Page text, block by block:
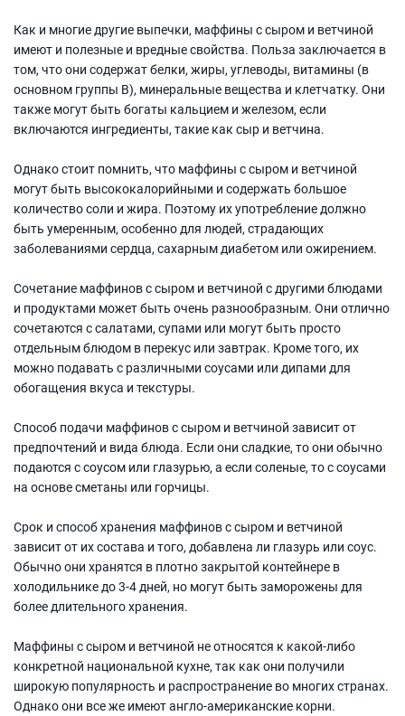
Как и многие другие выпечки, маффины с сыром и ветчиной
имеют и полезные и вредные свойства. Польза заключается в
том, что они содержат белки, жиры, углеводы, витамины (в
основном группы В), минеральные вещества и клетчатку. Они
также могут быть богаты кальцием и железом, если
включаются ингредиенты, такие как сыр и ветчина.
Однако стоит помнить, что маффины с сыром и ветчиной
могут быть высококалорийными и содержать большое
количество соли и жира. Поэтому их употребление должно
быть умеренным, особенно для людей, страдающих
заболеваниями сердца, сахарным диабетом или ожирением.
Сочетание маффинов с сыром и ветчиной с другими блюдами
и продуктами может быть очень разнообразным. Они отлично
сочетаются с салатами, супами или могут быть просто
отдельным блюдом в перекус или завтрак. Кроме того, их
можно подавать с различными соусами или дипами для
обогащения вкуса и текстуры.
Способ подачи маффинов с сыром и ветчиной зависит от
предпочтений и вида блюда. Если они сладкие, то они обычно
подаются с соусом или глазурью, а если соленые, то с соусами
на основе сметаны или горчицы.
Срок и способ хранения маффинов с сыром и ветчиной
зависит от их состава и того, добавлена ли глазурь или соус.
Обычно они хранятся в плотно закрытой контейнере в
холодильнике до 3-4 дней, но могут быть заморожены для
более длительного хранения.
Маффины с сыром и ветчиной не относятся к какой-либо
конкретной национальной кухне, так как они получили
широкую популярность и распространение во многих странах.
Однако они все же имеют англо-американские корни.